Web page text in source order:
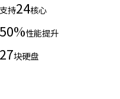
支持24核心
50%性能提升
27块硬盘